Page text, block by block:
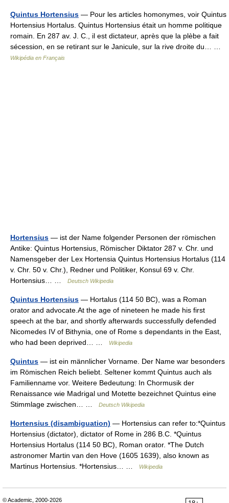
Quintus Hortensius — Pour les articles homonymes, voir Quintus
Hortensius Hortalus. Quintus Hortensius était un homme politique
romain. En 287 av. J. C., il est dictateur, après que la plèbe a fait
sécession, en se retirant sur le Janicule, sur la rive droite du… …
Wikipédia en Français
Hortensius — ist der Name folgender Personen der römischen
Antike: Quintus Hortensius, Römischer Diktator 287 v. Chr. und
Namensgeber der Lex Hortensia Quintus Hortensius Hortalus (114
v. Chr. 50 v. Chr.), Redner und Politiker, Konsul 69 v. Chr.
Hortensius… …
Deutsch Wikipedia
Quintus Hortensius — Hortalus (114 50 BC), was a Roman
orator and advocate.At the age of nineteen he made his first
speech at the bar, and shortly afterwards successfully defended
Nicomedes IV of Bithynia, one of Rome s dependants in the East,
who had been deprived… …
Wikipedia
Quintus — ist ein männlicher Vorname. Der Name war besonders
im Römischen Reich beliebt. Seltener kommt Quintus auch als
Familienname vor. Weitere Bedeutung: In Chormusik der
Renaissance wie Madrigal und Motette bezeichnet Quintus eine
Stimmlage zwischen… …
Deutsch Wikipedia
Hortensius (disambiguation) — Hortensius can refer to:*Quintus
Hortensius (dictator), dictator of Rome in 286 B.C. *Quintus
Hortensius Hortalus (114 50 BC), Roman orator. *The Dutch
astronomer Martin van den Hove (1605 1639), also known as
Martinus Hortensius. *Hortensius… …
Wikipedia
© Academic, 2000-2026